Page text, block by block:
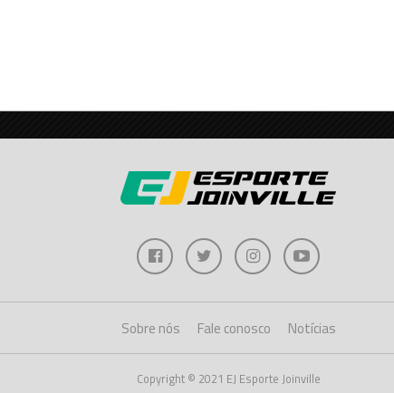
Sobre nós Fale conosco Notícias
Copyright © 2021 EJ Esporte Joinville